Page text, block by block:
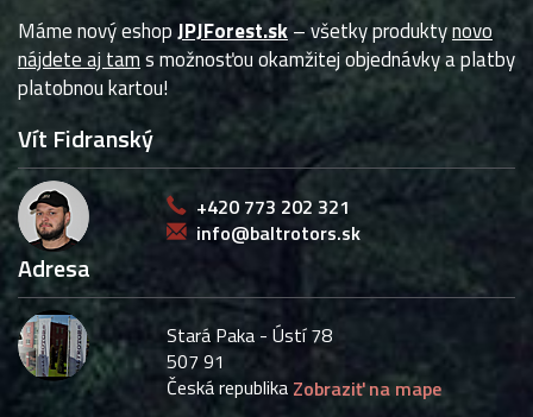
Máme nový eshopJPJForest.sk– všetky produktynovo
nájdete aj tams možnosťou okamžitej objednávky a platby
platobnou kartou!
Vít Fidranský
+420 773 202 321
info@baltrotors.sk
Adresa
Stará Paka - Ústí 78
507 91
Česká republika Zobraziť na mape